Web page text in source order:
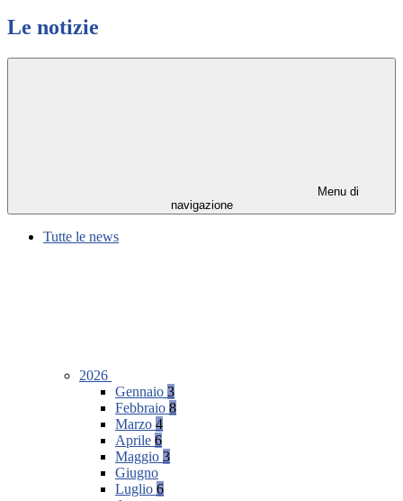
Le notizie
Menu di
navigazione
Tutte le news
2026
Gennaio 3
Febbraio 8
Marzo 4
Aprile 6
Maggio 3
Giugno
Luglio 6